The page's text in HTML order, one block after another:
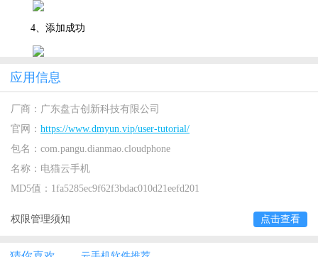
4、添加成功
应用信息
厂商： 广东盘古创新科技有限公司
官网： https://www.dmyun.vip/user-tutorial/
包名： com.pangu.dianmao.cloudphone
名称： 电猫云手机
MD5值： 1fa5285ec9f62f3bdac010d21eefd201
权限管理须知 点击查看